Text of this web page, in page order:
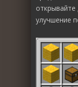
открывайте
улучшение